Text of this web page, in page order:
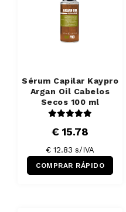
Sérum Capilar Kaypro
Argan Oil Cabelos
Secos 100 ml
€ 15.78
€ 12.83 s/IVA
COMPRAR RÁPIDO